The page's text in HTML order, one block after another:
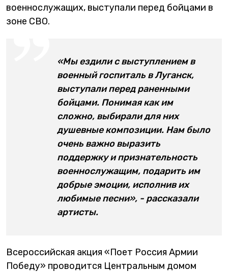
военнослужащих, выступали перед бойцами в
зоне СВО.
«Мы ездили с выступлением в
военный госпиталь в Луганск,
выступали перед раненными
бойцами. Понимая как им
сложно, выбирали для них
душевные композиции. Нам было
очень важно выразить
поддержку и признательность
военнослужащим, подарить им
добрые эмоции, исполнив их
любимые песни», - рассказали
артисты.
Всероссийская акция «Поет Россия Армии
Победу» проводится Центральным домом